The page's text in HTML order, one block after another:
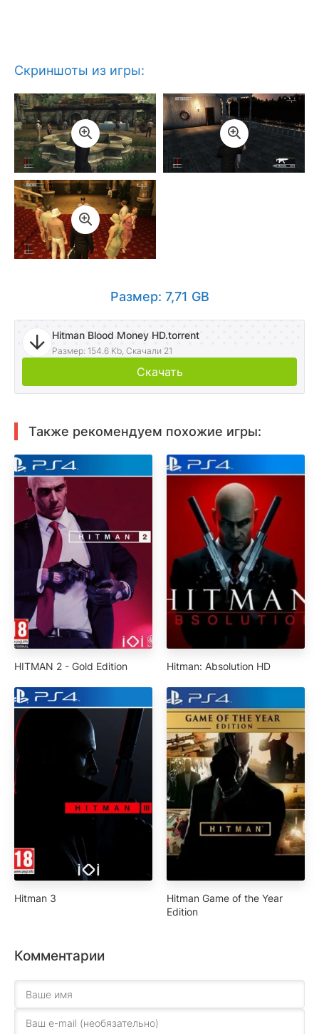
Скриншоты из игры:
Размер: 7,71 GB
Hitman Blood Money HD.torrent
Размер: 154.6 Kb, Скачали 21
Скачать
Также рекомендуем похожие игры:
HITMAN 2 - Gold Edition Hitman: Absolution HD
Hitman 3
Hitman Game of the Year
Edition
Комментарии